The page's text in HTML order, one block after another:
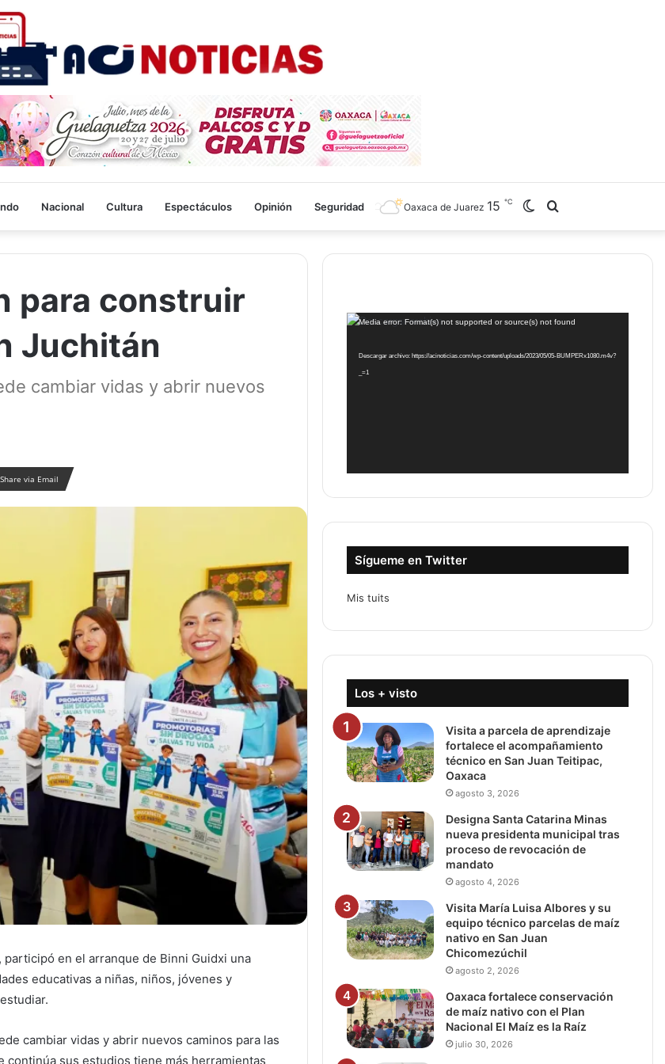
Nacional Cultura Espectáculos Opinión Seguridad
for
Switch
skin
Oaxaca de Juarez 15 ℃
para construir
Juchitán
cambiar vidas y abrir nuevos
Share via Email
en el arranque de Binni Guidxi una
educativas a niñas, niños, jóvenes y
cambiar vidas y abrir nuevos caminos para las
continúa sus estudios tiene más herramientas
Reproductor
vídeo
Media error: Format(s) not supported or source(s) not found
Descargar archivo: https://acinoticias.com/wp-content/uploads/2023/05/05-BUMPERx1080.m4v?
_=1
Sígueme en Twitter
Mis tuits
Los + visto
Visita a parcela de aprendizaje
fortalece el acompañamiento
técnico en San Juan Teitipac,
Oaxaca
agosto 3, 2026
Designa Santa Catarina Minas
nueva presidenta municipal tras
proceso de revocación de
mandato
agosto 4, 2026
Visita María Luisa Albores y su
equipo técnico parcelas de maíz
nativo en San Juan
Chicomezúchil
agosto 2, 2026
Oaxaca fortalece conservación
de maíz nativo con el Plan
Nacional El Maíz es la Raíz
julio 30, 2026